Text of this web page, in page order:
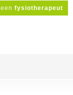
fysiotherapeut